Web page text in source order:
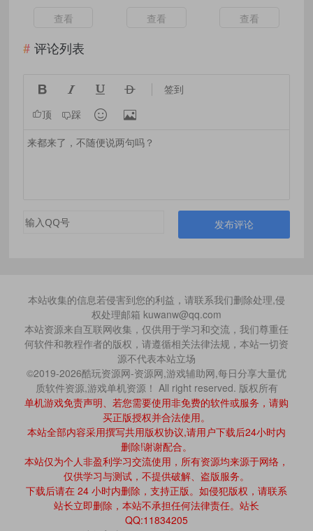
查看 查看 查看
评论列表
    签到
顶 踩  
发布评论
本站收集的信息若侵害到您的利益，请联系我们删除处理,侵
权处理邮箱 kuwanw@qq.com
本站资源来自互联网收集，仅供用于学习和交流，我们尊重任
何软件和教程作者的版权，请遵循相关法律法规，本站一切资
源不代表本站立场
©2019-2026酷玩资源网-资源网,游戏辅助网,每日分享大量优
质软件资源,游戏单机资源！ All right reserved. 版权所有
单机游戏免责声明、若您需要使用非免费的软件或服务，请购
买正版授权并合法使用。
本站全部内容采用撰写共用版权协议,请用户下载后24小时内
删除!谢谢配合。
本站仅为个人非盈利学习交流使用，所有资源均来源于网络，
仅供学习与测试，不提供破解、盗版服务。
下载后请在 24 小时内删除，支持正版。如侵犯版权，请联系
站长立即删除，本站不承担任何法律责任。站长
QQ:11834205